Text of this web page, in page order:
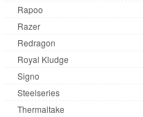
Rapoo
Razer
Redragon
Royal Kludge
Signo
Steelseries
Thermaltake